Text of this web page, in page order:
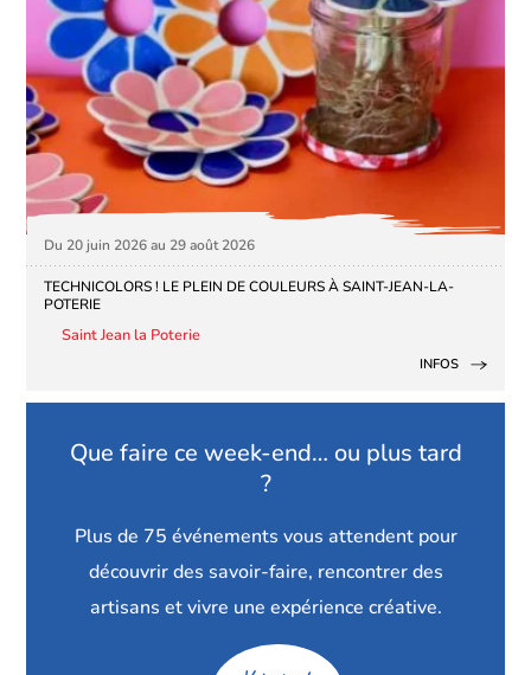
Du 20 juin 2026 au 29 août 2026
TECHNICOLORS ! LE PLEIN DE COULEURS À SAINT-JEAN-LA-
POTERIE
Saint Jean la Poterie
INFOS
Que faire ce week-end… ou plus tard
?
Plus de 75 événements vous attendent pour
découvrir des savoir-faire, rencontrer des
artisans et vivre une expérience créative.